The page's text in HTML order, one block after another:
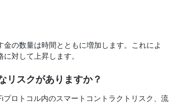
の数量は時間とともに増加します。これによ
対して上昇します。
リスクがありますか？
ロトコル内のスマートコントラクトリスク、流